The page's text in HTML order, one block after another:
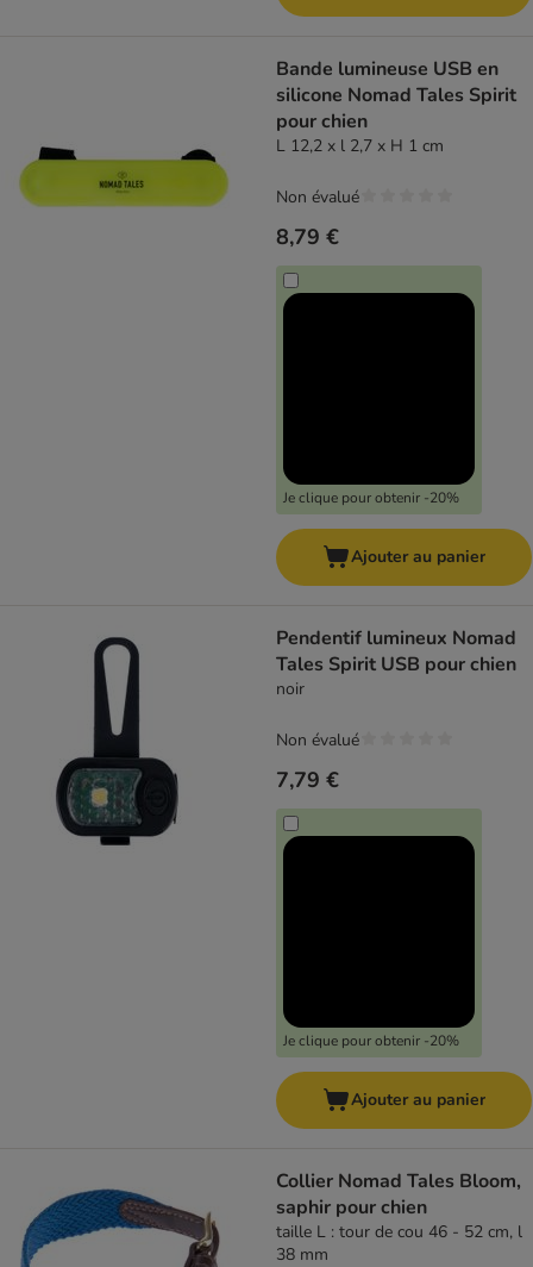
Bande lumineuse USB en
silicone Nomad Tales Spirit
pour chien
L 12,2 x l 2,7 x H 1 cm
8,79 €
Je clique pour obtenir -20%
Non évalué
Ajouter au panier
Pendentif lumineux Nomad
Tales Spirit USB pour chien
noir
7,79 €
Je clique pour obtenir -20%
Non évalué
Ajouter au panier
Collier Nomad Tales Bloom,
saphir pour chien
taille L : tour de cou 46 - 52 cm, l
38 mm